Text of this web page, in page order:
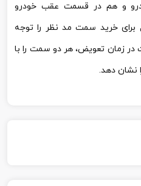
و هم در قسمت عقب خودرو
خرید سمت مد نظر را توجه
زمان تعویض، هر دو سمت را با
نشان دهد.